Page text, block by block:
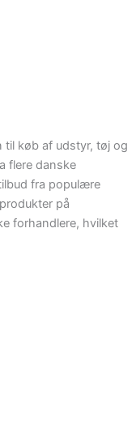
til køb af udstyr, tøj og
flere danske
fra populære
på
forhandlere, hvilket